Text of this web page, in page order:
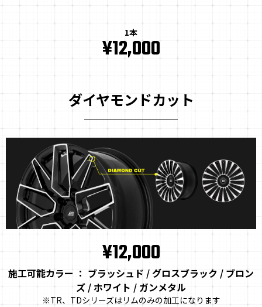
1本
¥12,000
ダイヤモンドカット
¥12,000
施工可能カラー ： ブラッシュド / グロスブラック / ブロン
ズ / ホワイト / ガンメタル
※TR、TDシリーズはリムのみの加工になります